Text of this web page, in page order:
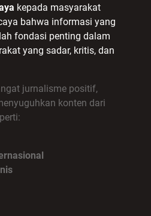
kepada masyarakat
bahwa informasi yang
fondasi penting dalam
yang sadar, kritis, dan
jurnalisme positif,
konten dari